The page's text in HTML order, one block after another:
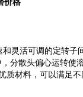
价格
灵活可调的定转子
分散头偏心运转使
材料，可以满足不